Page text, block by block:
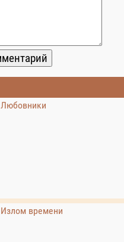
Любовники
Излом времени